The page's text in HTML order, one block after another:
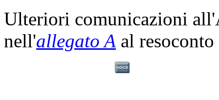
Ulteriori comunicazioni
nell'allegato A al